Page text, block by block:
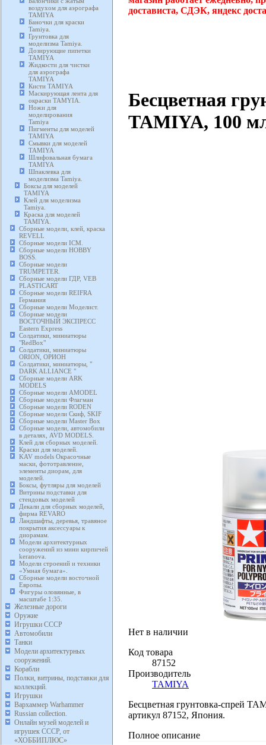
воздухом для аэрографа
TAMIYA
Баночки для краски
Tamiya.
Грунтовка для
моделизма Tamiya.
Дозирующие пипетки
TAMIYA
Жидкости для чистки
для аэрографа
TAMIYA
Кисти TAMIYA
Маскирующая лента для
окраски TAMYIA.
Ножи для
моделирования
Tamiya
Пигменты для моделей
TAMIYA
Смывки для моделей
TAMIYA
Шлифовальная бумага
TAMIYA
Шпаклевка для
моделизма Tamiya.
Боксы для моделей
TAMIYA
Клей для моделизма
Tamiya.
Краска для моделей
TAMIYA.
Сборные модели, клей, краска
REVELL
Сборные модели ICM.
Сборные модели HOBBY
BOSS.
Сборные модели
TRUMPETER.
Сборные модели ГДР, VEB
PLASTICART
Сборные модели REIFRA
Германия
Сборные модели Моделист.
Сборные модели
ВОСТОЧНЫЙ ЭКСПРЕСС
Eastern Express
Солдатики, миниатюры
"RedBox"
Солдатики, миниатюры
ORION, ОРИОН
Солдатики, миниатюры, "
DARK ALLIANCE "
Сборные модели ARK
MODELS
Сборные модели AMODEL
Сборные модели Флагман
Сборные модели RODEN
Сборные модели Скиф, SKIF
Сборные модели Master Box
Сборные модели, автомобили
в деталях, AVD MODELS.
Клей для сборных моделей.
Краски для моделей.
KAV models Окрасочные
маски, фототравление,
элементы диорам, для
моделей.
Боксы, футляры для моделей
Витрины подставки для
стендовых моделей
Декали для сборных моделей,
фирма REVARO
Ландшафты, деревья, травяное
покрытия аксессуары к
диорамам.
Модели архитектурных
сооружений из мини кирпичей
keranova.
Модели строений и техники
«Умная бумага».
Сборные модели восточной
Европы.
Фигуры оловянные, в
масштабе 1:35.
Железные дороги
Оружие
Игрушки СССР
Автомобили
Танки
Модели архитектурных
сооружений.
Корабли
Полки, витрины, подставки для
коллекций.
Игрушки
Вархаммер Warhammer
Russian collection.
Онлайн музей моделей и
игрушек СССР, от
«ХОББИПЛЮС»
достависта, СДЭК, яндекс
Бесцветная
TAMIYA, 100
Нет в наличии
Код товара
87152
Производитель
TAMIYA
Бесцветная грунтовка-спрей
артикул 87152, Япония.
Полное описание